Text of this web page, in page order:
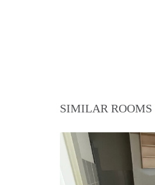
SIMILAR ROOMS